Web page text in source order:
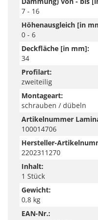
7 - 16
Höhenausgleich [in
0 - 6
Deckfläche [in mm]:
34
Profilart:
zweiteilig
Montageart:
schrauben / dübeln
Artikelnummer
100014706
Hersteller-
2202311270
Inhalt:
1 Stück
Gewicht:
0,8 kg
EAN-Nr.: